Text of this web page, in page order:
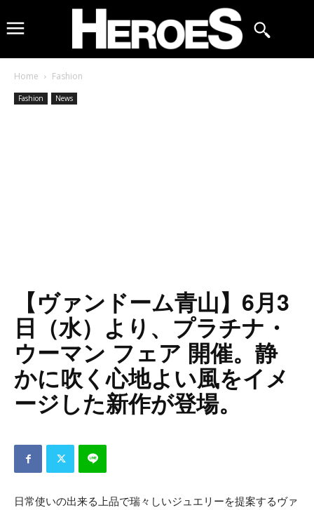
Home Fashion
Fashion News
【ヴァンドーム青山】6月3
日（水）より、プラチナ・
ウーマン フェア 開催。静
かに吹く心地よい風をイメ
ージした新作が登場。
日常使いの出来る上品で瑞々しいジュエリーを提案するヴァ